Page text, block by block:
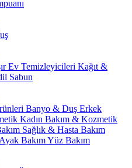
Ev Temizleyicileri Kağıt &
Sabun
Banyo & Duş Erkek
Kadın Bakım & Kozmetik
Sağlık & Hasta Bakım
BakımYüz Bakım